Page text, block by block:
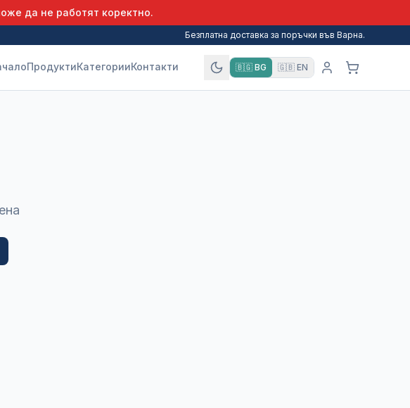
да не работят коректно.
Безплатна доставка за поръчки във Варна.
ПродуктиКатегорииКонтакти 🇧🇬 BG 🇬🇧 EN